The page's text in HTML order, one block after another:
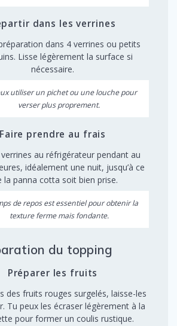
dans les verrines
dans 4 verrines ou petits
Lisse légèrement la surface si
nécessaire.
utiliser un pichet ou une louche pour
verser plus proprement.
Faire prendre au frais
verrines au réfrigérateur pendant au
idéalement une nuit, jusqu’à ce
la panna cotta soit bien prise.
de repos est essentiel pour obtenir la
texture ferme mais fondante.
du topping
Préparer les fruits
des fruits rouges surgelés, laisse-les
Tu peux les écraser légèrement à la
pour former un coulis rustique.